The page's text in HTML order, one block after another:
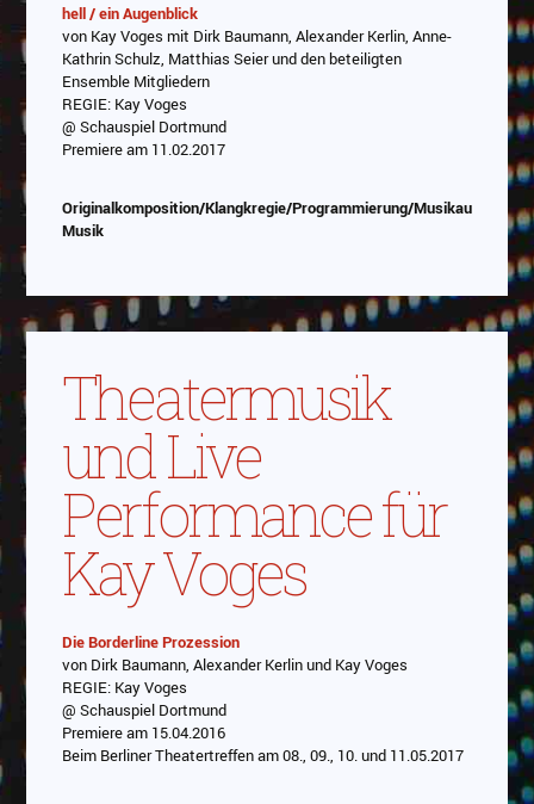
Abspielen
Das Video wird von Youtube eingebettet
abespielt. Es gilt die
hell / ein Augenblick
von Kay Voges mit Dirk Baumann, Alexander Kerlin, Anne-
Kathrin Schulz, Matthias Seier und den beteiligten
Ensemble Mitgliedern
REGIE: Kay Voges
@ Schauspiel Dortmund
Premiere am 11.02.2017
Originalkomposition/Klangkregie/Programmierung/Musikauswahl/
Musik
Theatermusik
und Live
Performance für
Kay Voges
Abspielen
Das Video wird von Youtube eingebettet
abespielt. Es gilt dieDatenschutzerklärung von
Die Borderline Prozession
von Dirk Baumann, Alexander Kerlin und Kay Voges
REGIE: Kay Voges
@ Schauspiel Dortmund
Premiere am 15.04.2016
Beim Berliner Theatertreffen am 08., 09., 10. und 11.05.2017